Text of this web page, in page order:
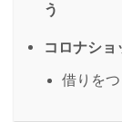
う
コロナショ
借りを